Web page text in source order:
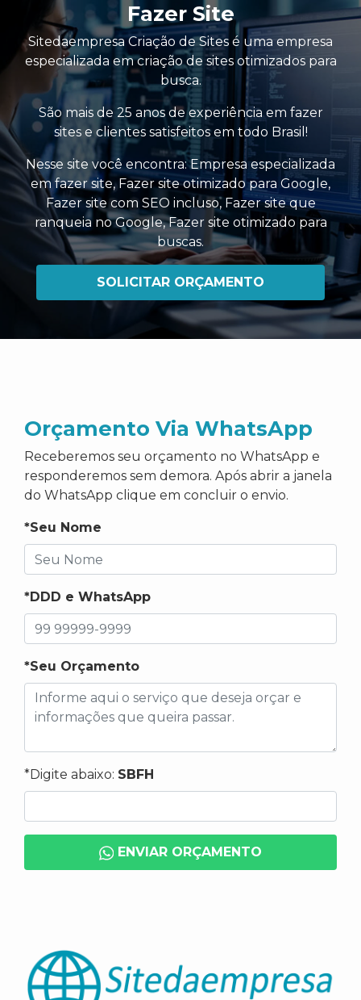
Fazer Site
Sitedaempresa Criação de Sites é uma empresa
especializada em criação de sites otimizados para
busca.
São mais de 25 anos de experiência em fazer
sites e clientes satisfeitos em todo Brasil!
Nesse site você encontra:Empresa especializada
em fazer site,Fazer site otimizado para Google,
Fazer site com SEO incluso, Fazer site que
ranqueia no Google,Fazer site otimizado para
buscas.
SOLICITAR ORÇAMENTO
Orçamento Via WhatsApp
Receberemos seu orçamento no WhatsApp e
responderemos sem demora. Após abrir a janela
do WhatsApp clique em concluir o envio.
*Seu Nome
*DDD e WhatsApp
*Seu Orçamento
*Digite abaixo: SBFH
ENVIAR ORÇAMENTO